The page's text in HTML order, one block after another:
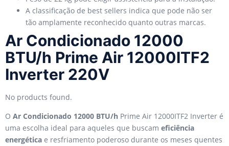
A classificação de best sellers indica que pode não ser
tão amplamente reconhecido quanto outras marcas.
Ar Condicionado 12000
BTU/h Prime Air 12000ITF2
Inverter 220V
No products found.
O Ar Condicionado 12000 BTU/h Prime Air 12000ITF2 Inverter é
uma escolha ideal para aqueles que buscam eficiência
energética e resfriamento poderoso durante os meses quentes